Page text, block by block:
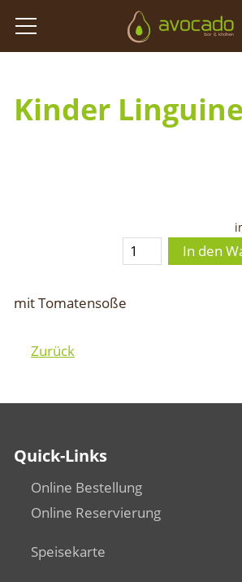
Kinder Linguine
In den
mit Tomatensoße
Zurück
Quick-Links
Online Bestellung
Online Reservierung
Speisekarte